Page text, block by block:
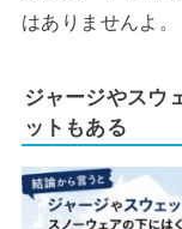
はありませんよ。
ジャージやスウ
ットもある